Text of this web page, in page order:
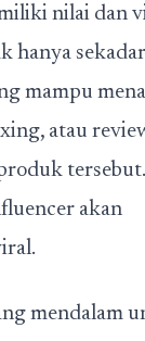
nilai dan
hanya sekadar
mampu
atau
akan
mendalam